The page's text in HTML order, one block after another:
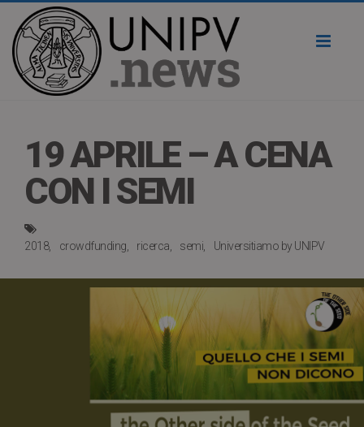
19 APRILE – A CENA
CON I SEMI
2018 crowdfunding ricerca semi Universitiamo by UNIPV